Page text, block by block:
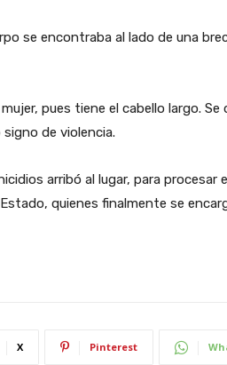
se encontraba al lado de una
pues tiene el cabello largo.
de violencia.
arribó al lugar, para procesar
quienes finalmente se
X Pinterest